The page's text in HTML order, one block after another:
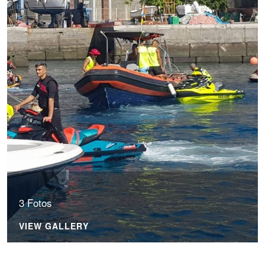
3 Fotos
VIEW GALLERY